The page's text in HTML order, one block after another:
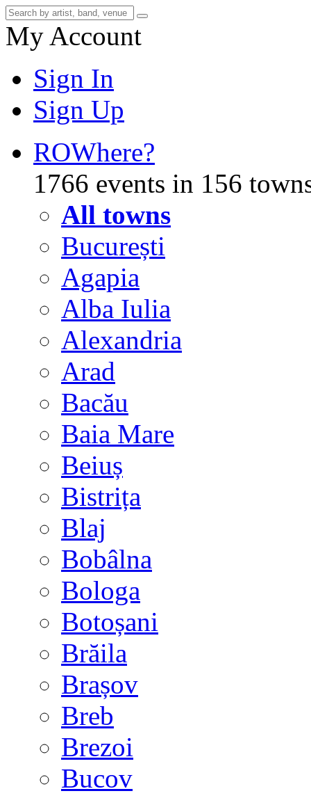
My Account
Sign In
Sign Up
ROWhere?
1766 events in 156
All towns
București
Agapia
Alba Iulia
Alexandria
Arad
Bacău
Baia Mare
Beiuș
Bistrița
Blaj
Bobâlna
Bologa
Botoșani
Brăila
Brașov
Breb
Brezoi
Bucov